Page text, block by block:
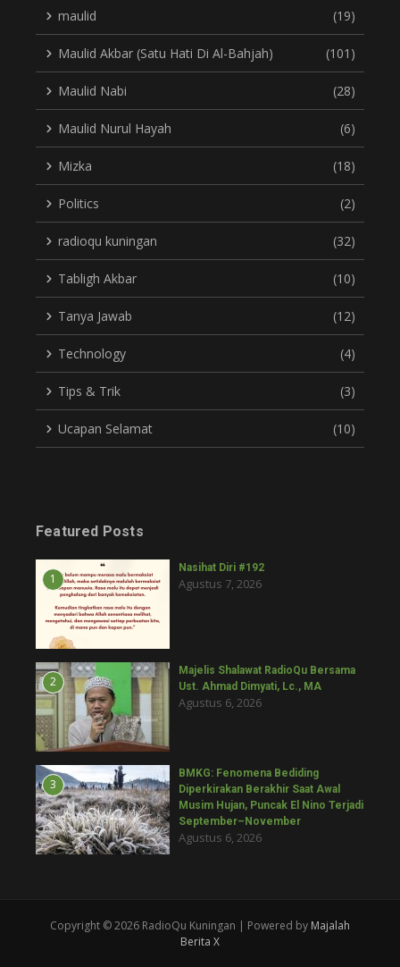
maulid (19)
Maulid Akbar (Satu Hati Di Al-Bahjah) (101)
Maulid Nabi (28)
Maulid Nurul Hayah (6)
Mizka (18)
Politics (2)
radioqu kuningan (32)
Tabligh Akbar (10)
Tanya Jawab (12)
Technology (4)
Tips & Trik (3)
Ucapan Selamat (10)
Featured Posts
1
Nasihat Diri #192
Agustus 7, 2026
2
Majelis Shalawat RadioQu Bersama
Ust. Ahmad Dimyati, Lc., MA
Agustus 6, 2026
3
BMKG: Fenomena Bediding
Diperkirakan Berakhir Saat Awal
Musim Hujan, Puncak El Nino Terjadi
September–November
Agustus 6, 2026
Copyright © 2026 RadioQu Kuningan | Powered by Majalah
Berita X